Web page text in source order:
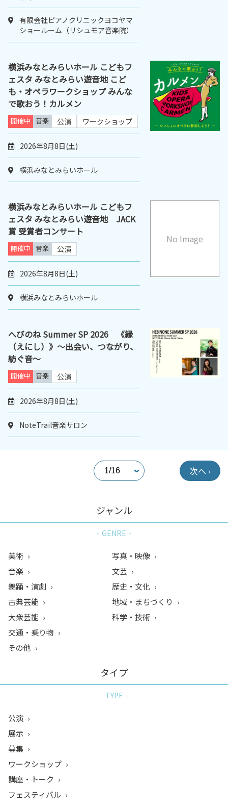
有限会社ピアノクリニックヨコヤマ
ショールーム（リシュモア音楽院）
横浜みなとみらいホール こどもフ
ェスタ みなとみらい遊音地 こど
も・オペラワークショップ みんな
で歌おう！カルメン
開催中 音楽 公演 ワークショップ
2026年8月8日(土)
横浜みなとみらいホール
No Image
横浜みなとみらいホール こどもフ
ェスタ みなとみらい遊音地 JACK
賞 受賞者コンサート
開催中 音楽 公演
2026年8月8日(土)
横浜みなとみらいホール
へびのね Summer SP 2026 《縁
（えにし）》〜出会い、つながり、
紡ぐ音〜
開催中 音楽 公演
2026年8月8日(土)
NoteTrail音楽サロン
次へ ›
ジャンル
GENRE
美術
音楽
舞踊・演劇
古典芸能
大衆芸能
写真・映像
文芸
歴史・文化
地域・まちづくり
科学・技術
交通・乗り物
その他
タイプ
TYPE
公演
展示
募集
ワークショップ
講座・トーク
フェスティバル